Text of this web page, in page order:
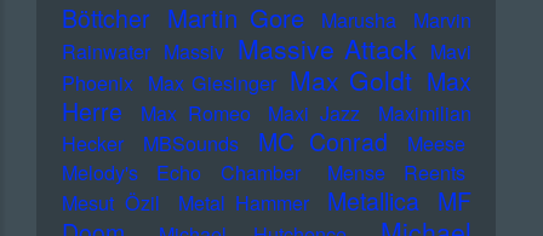
Böttcher Martin Gore Marusha
Marvin
Rainwater Massiv Massive Attack Mavi
Phoenix Max Giesinger Max Goldt Max
Herre
Max Romeo Maxi Jazz
Maximilian
Hecker
MBSounds MC Conrad
Meese
Melody's Echo Chamber
Mense Reents
Mesut Özil
Metal Hammer Metallica MF